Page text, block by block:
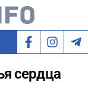
сердца